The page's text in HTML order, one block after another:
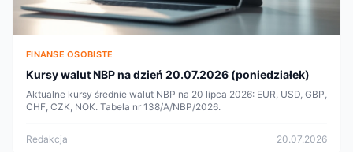
FINANSE OSOBISTE
Kursy walut NBP na dzień 20.07.2026 (poniedziałek)
Aktualne kursy średnie walut NBP na 20 lipca 2026: EUR, USD, GBP,
CHF, CZK, NOK. Tabela nr 138/A/NBP/2026.
Redakcja 20.07.2026